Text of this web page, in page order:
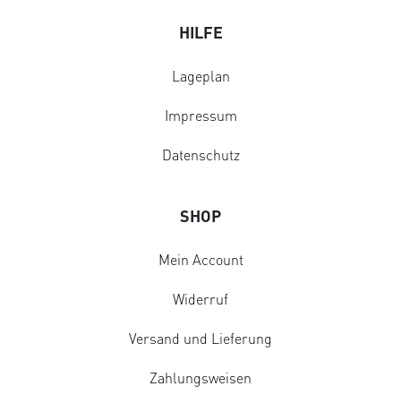
HILFE
Lageplan
Impressum
Datenschutz
SHOP
Mein Account
Widerruf
Versand und Lieferung
Zahlungsweisen